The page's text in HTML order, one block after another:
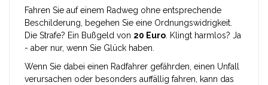
Fahren Sie auf einem Radweg ohne entsprechende
Beschilderung, begehen Sie eine Ordnungswidrigkeit.
Die Strafe? Ein Bußgeld von 20 Euro . Klingt harmlos? Ja
- aber nur, wenn Sie Glück haben.
Wenn Sie dabei einen Radfahrer gefährden, einen Unfall
verursachen oder besonders auffällig fahren, kann das